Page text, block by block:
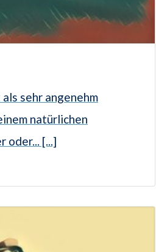
sehr angenehm
natürlichen
oder... [...]